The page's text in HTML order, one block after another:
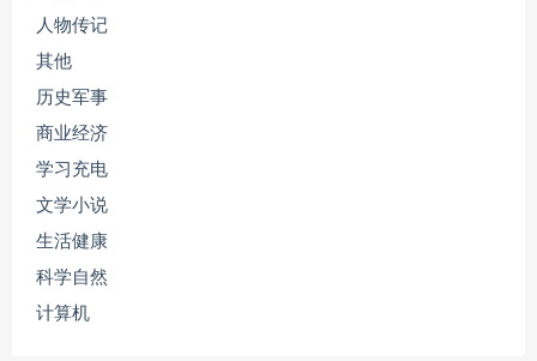
人物传记
其他
历史军事
商业经济
学习充电
文学小说
生活健康
科学自然
计算机